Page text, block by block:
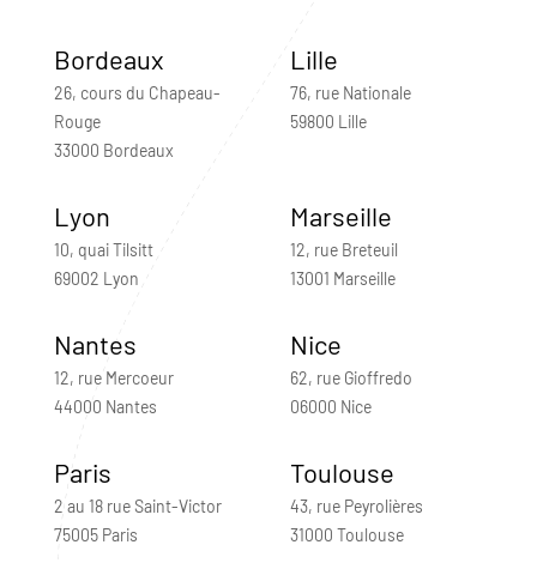
Bordeaux
26, cours du Chapeau-
Rouge
33000 Bordeaux
Lille
76, rue Nationale
59800 Lille
Lyon
10, quai Tilsitt
69002 Lyon
Marseille
12, rue Breteuil
13001 Marseille
Nantes
12, rue Mercoeur
44000 Nantes
Nice
62, rue Gioffredo
06000 Nice
Paris
2 au 18 rue Saint-Victor
75005 Paris
Toulouse
43, rue Peyrolières
31000 Toulouse